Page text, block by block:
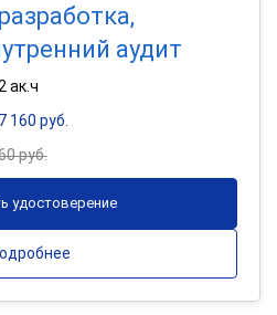
аудит
ак.ч
160 руб.
руб.
удостоверение